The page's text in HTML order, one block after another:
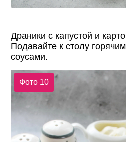
Драники с капустой и
Подавайте к столу
соусами.
Фото 10